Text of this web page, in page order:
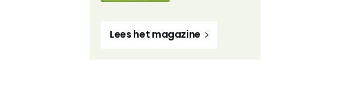
Lees het magazine